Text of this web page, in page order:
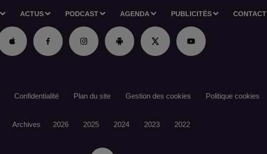
ACTUS PODCAST AGENDA PUBLICITÉS CONTACT
Confidentialité Plan du site Gestion des cookies Politique cookies
Archives 2026 2025 2024 2023 2022